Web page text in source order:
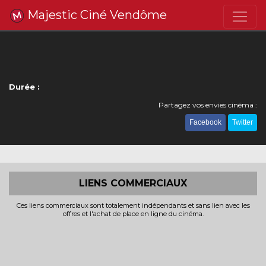
Majestic Ciné Vendôme
Durée :
Partagez vos envies cinéma :
Facebook Twitter
LIENS COMMERCIAUX
Ces liens commerciaux sont totalement indépendants et sans lien avec les
offres et l'achat de place en ligne du cinéma.